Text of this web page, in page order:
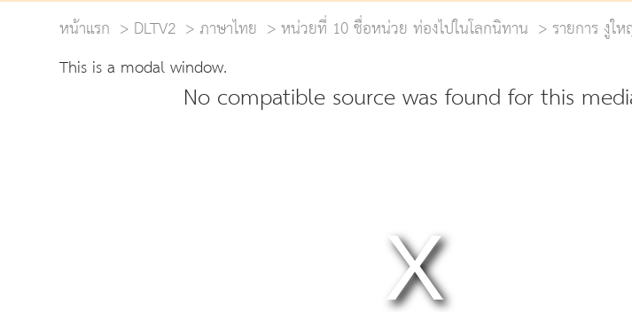
หน้าแรก
DLTV2 ภาษาไทย หน่วยที่ 10 ชื่อหน่วย ท่องไปในโลกนิทาน
รายการ งูใ
This is a modal window.
No compatible source was found for this